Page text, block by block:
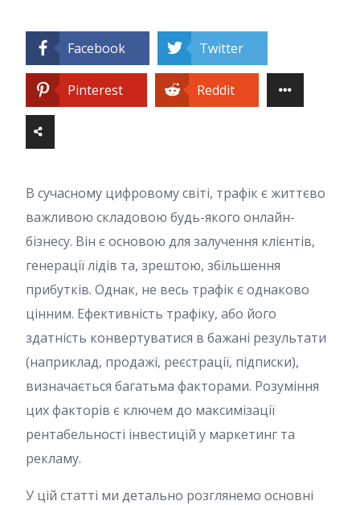
Facebook Twitter
Pinterest Reddit
В сучасному цифровому світі, трафік є життєво
важливою складовою будь-якого онлайн-
бізнесу. Він є основою для залучення клієнтів,
генерації лідів та, зрештою, збільшення
прибутків. Однак, не весь трафік є однаково
цінним. Ефективність трафіку, або його
здатність конвертуватися в бажані результати
(наприклад, продажі, реєстрації, підписки),
визначається багатьма факторами. Розуміння
цих факторів є ключем до максимізації
рентабельності інвестицій у маркетинг та
рекламу.
У цій статті ми детально розглянемо основні